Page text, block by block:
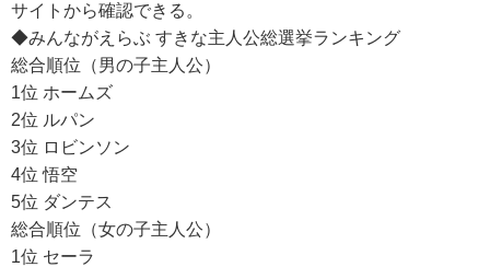
サイトから確認できる。
◆みんながえらぶ すきな主人公総選挙ランキング
総合順位（男の子主人公）
1位 ホームズ
2位 ルパン
3位 ロビンソン
4位 悟空
5位 ダンテス
総合順位（女の子主人公）
1位 セーラ